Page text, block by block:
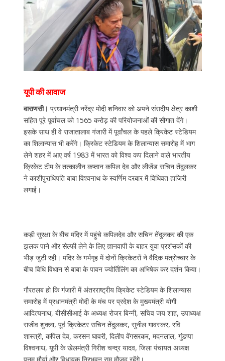
यूपी की आवाज
वाराणसी। प्रधानमंत्री नरेंद्र मोदी शनिवार को अपने संसदीय क्षेत्र काशी
सहित पूरे पूर्वांचल को 1565 करोड़ की परियोजनाओं की सौगात देंगे।
इसके साथ ही वे राजातालाब गंजारी में पूर्वांचल के पहले क्रिकेट स्टेडियम
का शिलान्यास भी करेंगे। क्रिकेट स्टेडियम के शिलान्यास समारोह में भाग
लेने शहर में आए वर्ष 1983 में भारत को विश्व कप दिलाने वाले भारतीय
क्रिकेट टीम के तत्कालीन कप्तान कपिल देव और लीजेंड सचिन तेंदुलकर
ने काशीपुराधिपति बाबा विश्वनाथ के स्वर्णिम दरबार में विधिवत हाजिरी
लगाई।
कड़ी सुरक्षा के बीच मंदिर में पहुंचे कपिलदेव और सचिन तेंदुलकर की एक
झलक पाने और सेल्फी लेने के लिए ज्ञानवापी के बाहर युवा प्रशंसकों की
भीड़ जुटी रही। मंदिर के गर्भगृह में दोनों क्रिकेटरों ने वैदिक मंत्रोच्चार के
बीच विधि विधान से बाबा के पावन ज्योर्तिलिंग का अभिषेक कर दर्शन किया।
गौरतलब हो कि गंजारी में अंतरराष्ट्रीय क्रिकेट स्टेडियम के शिलान्यास
समारोह में प्रधानमंत्री मोदी के मंच पर प्रदेश के मुख्यमंत्री योगी
आदित्यनाथ, बीसीसीआई के अध्यक्ष रोजर बिन्नी, सचिव जय शाह, उपाध्यक्ष
राजीव शुक्ला, पूर्व क्रिकेटर सचिन तेंदुलकर, सुनील गावस्कर, रवि
शास्त्री, कपिल देव, करसन घावरी, दिलीप वेंगसरकर, मदनलाल, गुंडप्पा
विश्वनाथ, यूपी के खेलमंत्री गिरीश चन्द्र यादव, जिला पंचायत अध्यक्ष
पूनम मौर्या और विधायक त्रिभुवन राम मौजूद रहेंगे।